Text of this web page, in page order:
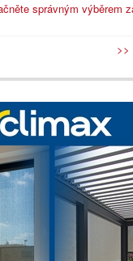
správným výběrem
>>